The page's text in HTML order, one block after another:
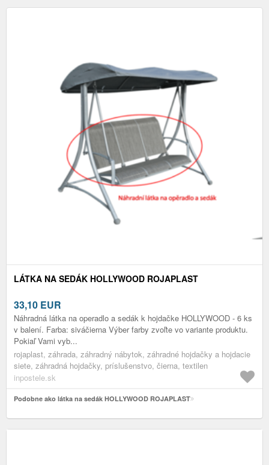
LÁTKA NA SEDÁK HOLLYWOOD ROJAPLAST
33,10 EUR
Náhradná látka na operadlo a sedák k hojdačke HOLLYWOOD - 6 ks
v balení. Farba: siváčierna Výber farby zvoľte vo variante produktu.
Pokiaľ Vami vyb...
rojaplast, záhrada, záhradný nábytok, záhradné hojdačky a hojdacie
siete, záhradná hojdačky, príslušenstvo, čierna, textilen
inpostele.sk
Podobne ako látka na sedák HOLLYWOOD ROJAPLAST